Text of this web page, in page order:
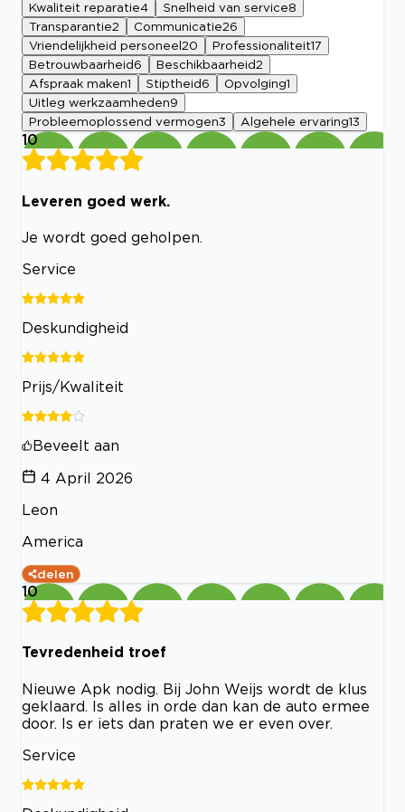
Kwaliteit reparatie4 Snelheid van service8
Transparantie2 Communicatie26
Vriendelijkheid personeel 20 Professionaliteit17
Betrouwbaarheid 6 Beschikbaarheid2
Afspraak maken1 Stiptheid 6 Opvolging1
Uitleg werkzaamheden9
Probleemoplossend vermogen3 Algehele ervaring13
10
Leveren goed werk.
Je wordt goed geholpen.
Service
Deskundigheid
Prijs/Kwaliteit
Beveelt aan
4 April 2026
Leon
America
delen
10
Tevredenheid troef
Nieuwe Apk nodig. Bij John Weijs wordt de klus
geklaard. Is alles in orde dan kan de auto ermee
door. Is er iets dan praten we er even over.
Service